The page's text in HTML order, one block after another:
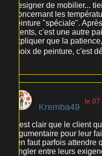
Designer de mobilier...
Concernant les
peinture "spéciale".
clients, c'est une autre
expliquer que la
choix de peinture, c'est
Kremba49
le 07
C'est clair que le client
argumentaire pour leur
ben faut parfois
jongler entre leurs